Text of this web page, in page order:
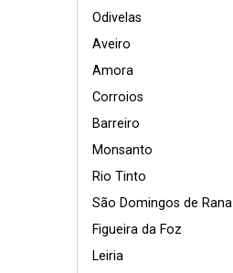
Odivelas
Aveiro
Amora
Corroios
Barreiro
Monsanto
Rio Tinto
São Domingos de Rana
Figueira da Foz
Leiria